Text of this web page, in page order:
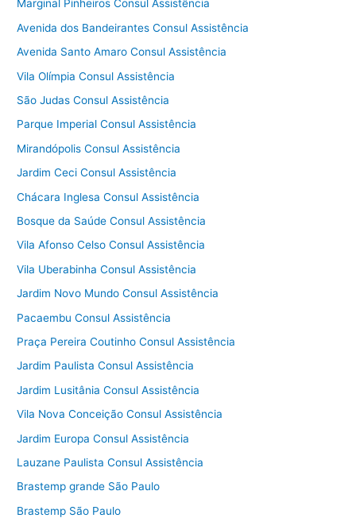
Marginal Pinheiros Consul Assistência
Avenida dos Bandeirantes Consul Assistência
Avenida Santo Amaro Consul Assistência
Vila Olímpia Consul Assistência
São Judas Consul Assistência
Parque Imperial Consul Assistência
Mirandópolis Consul Assistência
Jardim Ceci Consul Assistência
Chácara Inglesa Consul Assistência
Bosque da Saúde Consul Assistência
Vila Afonso Celso Consul Assistência
Vila Uberabinha Consul Assistência
Jardim Novo Mundo Consul Assistência
Pacaembu Consul Assistência
Praça Pereira Coutinho Consul Assistência
Jardim Paulista Consul Assistência
Jardim Lusitânia Consul Assistência
Vila Nova Conceição Consul Assistência
Jardim Europa Consul Assistência
Lauzane Paulista Consul Assistência
Brastemp grande São Paulo
Brastemp São Paulo